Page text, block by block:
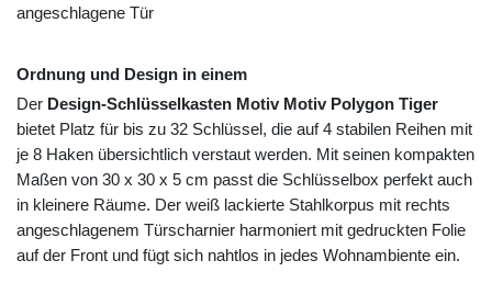
angeschlagene Tür
Ordnung und Design in einem
Der Design-Schlüsselkasten Motiv Motiv Polygon Tiger
bietet Platz für bis zu 32 Schlüssel, die auf 4 stabilen Reihen mit
je 8 Haken übersichtlich verstaut werden. Mit seinen kompakten
Maßen von 30 x 30 x 5 cm passt die Schlüsselbox perfekt auch
in kleinere Räume. Der weiß lackierte Stahlkorpus mit rechts
angeschlagenem Türscharnier harmoniert mit gedruckten Folie
auf der Front und fügt sich nahtlos in jedes Wohnambiente ein.